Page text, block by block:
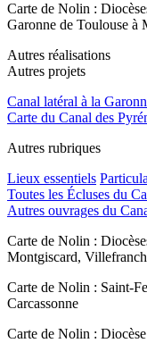
Carte de Nolin :
Garonne de Toulouse à
Autres réalisations
Autres projets
Canal latéral à la
Carte du Canal des
Autres rubriques
Lieux essentiels
Toutes les Écluses du
Autres ouvrages du
Carte de Nolin :
Montgiscard,
Carte de Nolin : Saint-
Carcassonne
Carte de Nolin :